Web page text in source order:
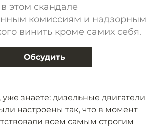
этом скандале
комиссиям и надзорным
винить кроме самих себя.
Обсудить
знаете: дизельные двигатели
настроены так, что в момент
всем самым строгим